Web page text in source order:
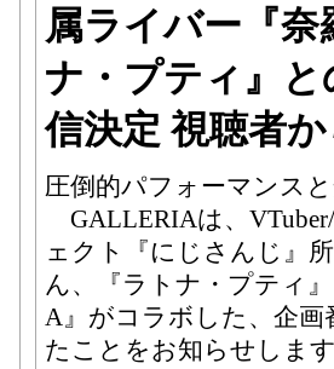
属ライバー『
ナ・プティ』
信決定 視聴者
圧倒的パフォーマンス
GALLERIAは、
ェクト『にじさんじ』
ん、『ラトナ・プティ
A』がコラボした、企
たことをお知らせしま